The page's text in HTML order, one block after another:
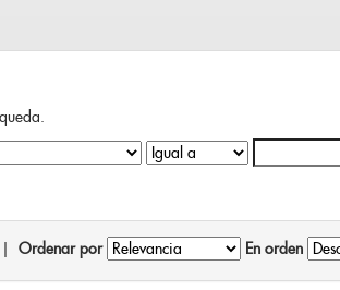
Ordenar por En orden